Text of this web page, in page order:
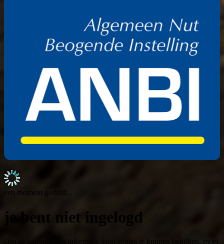
een moment geduld...
je bent niet ingelogd
Om de aanvullende informatie voor routes te kunnen bekijken, moet